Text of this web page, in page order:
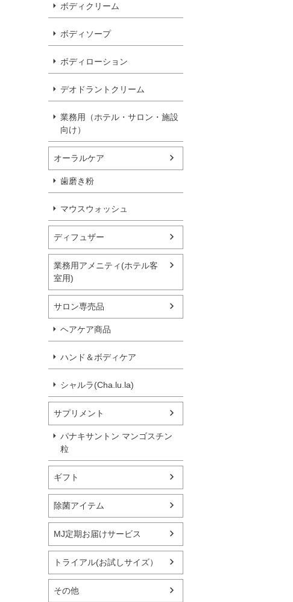
ボディクリーム
ボディソープ
ボディローション
デオドラントクリーム
業務用（ホテル・サロン・施設
向け）
オーラルケア
歯磨き粉
マウスウォッシュ
ディフュザー
業務用アメニティ(ホテル客
室用)
サロン専売品
ヘアケア商品
ハンド＆ボディケア
シャルラ(Cha.lu.la)
サプリメント
パナキサントン マンゴスチン
粒
ギフト
除菌アイテム
MJ定期お届けサービス
トライアル(お試しサイズ）
その他